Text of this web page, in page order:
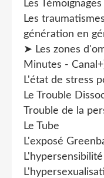
Les Témoignages
Les
génération en
➤ Les zones
Minutes -
L'état de stress
Le Trouble
Trouble de la
Le Tube
L'exposé
L'hypersensibilité